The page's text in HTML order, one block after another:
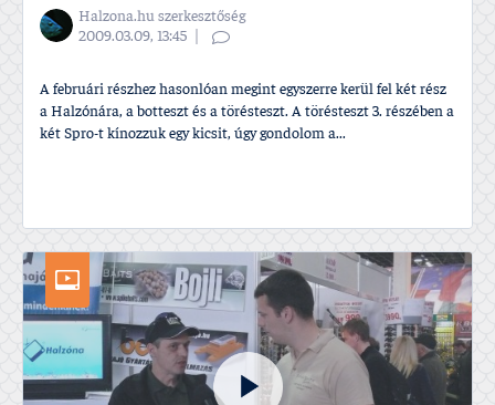
Halzona.hu szerkesztőség
2009.03.09, 13:45
A februári részhez hasonlóan megint egyszerre kerül fel két rész
a Halzónára, a botteszt és a törésteszt. A törésteszt 3. részében a
két Spro-t kí­nozzuk egy kicsit, úgy gondolom a...